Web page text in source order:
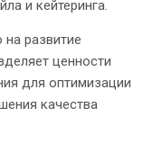
и кейтеринга.
развитие
ценности
для оптимизации
качества